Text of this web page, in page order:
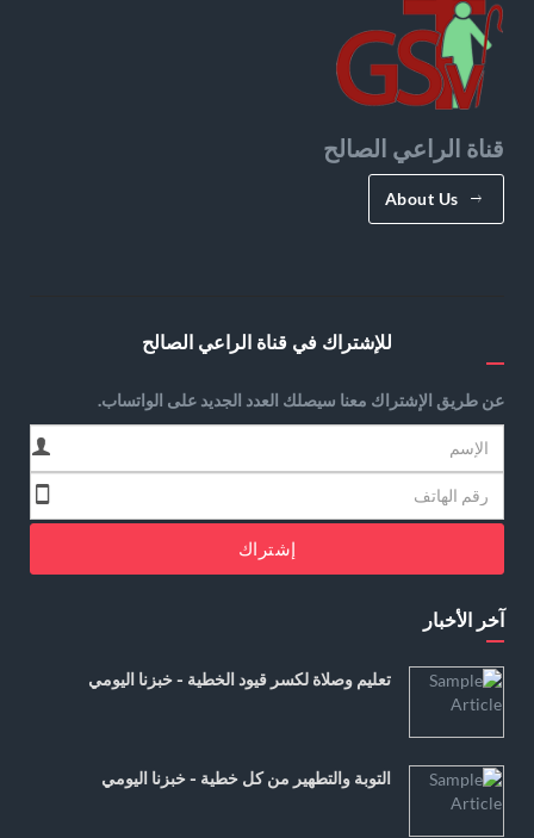
قناة الراعي الصالح
About Us
للإشتراك في قناة الراعي الصالح
عن طريق الإشتراك معنا سيصلك العدد الجديد على الواتساب.
إشتراك
آخر الأخبار
تعليم وصلاة لكسر قيود الخطية - خبزنا اليومي
التوبة والتطهير من كل خطية - خبزنا اليومي